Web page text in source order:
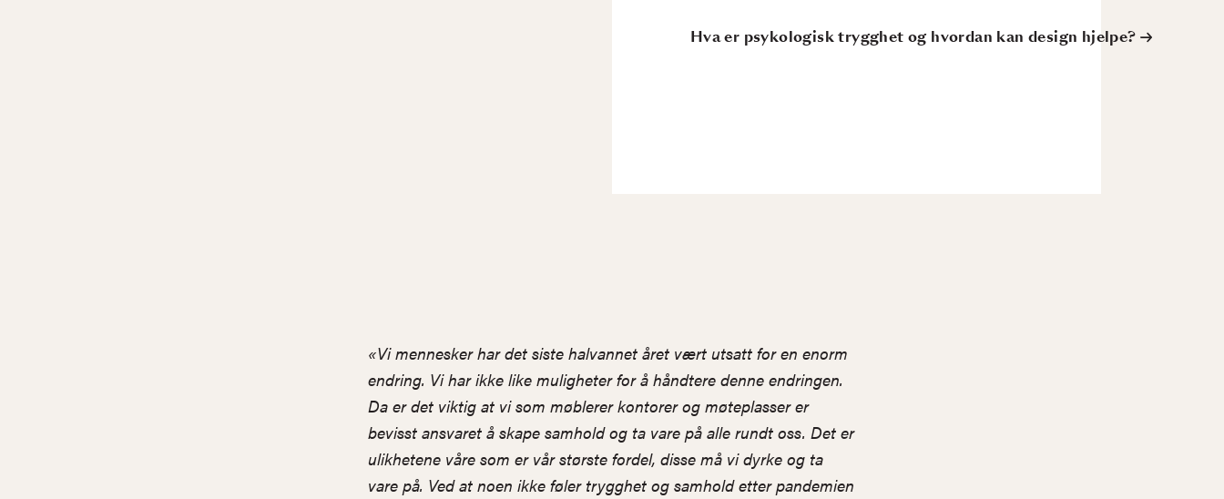
Hva er psykologisk trygghet og hvordan kan design hjelpe?
«Vi mennesker har det siste halvannet året vært utsatt for en enorm
endring. Vi har ikke like muligheter for å håndtere denne endringen.
Da er det viktig at vi som møblerer kontorer og møteplasser er
bevisst ansvaret å skape samhold og ta vare på alle rundt oss. Det er
ulikhetene våre som er vår største fordel, disse må vi dyrke og ta
vare på. Ved at noen ikke føler trygghet og samhold etter pandemien